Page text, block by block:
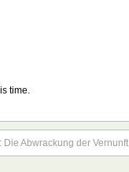
time.
Die Abwrackung der Vernunft